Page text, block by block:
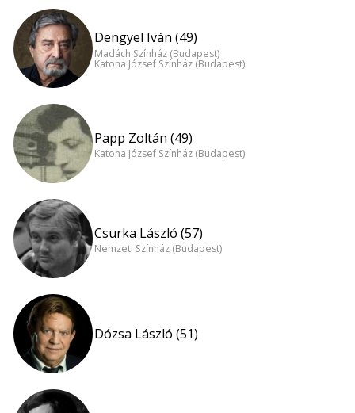
Dengyel Iván (49)
Madách Színház (Budapest)
Katona József Színház (Budapest)
Papp Zoltán (49)
Katona József Színház (Budapest)
Csurka László (57)
Nemzeti Színház (Budapest)
Dózsa László (51)